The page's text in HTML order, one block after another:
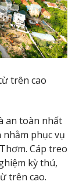
trên cao
an toàn nhất
nhằm phục vụ
Cáp treo
kỳ thú,
trên cao.